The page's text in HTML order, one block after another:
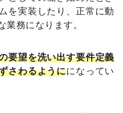
を実装したり、正常に動
業務になります。
要望を洗い出す要件定義
さわるようにになってい